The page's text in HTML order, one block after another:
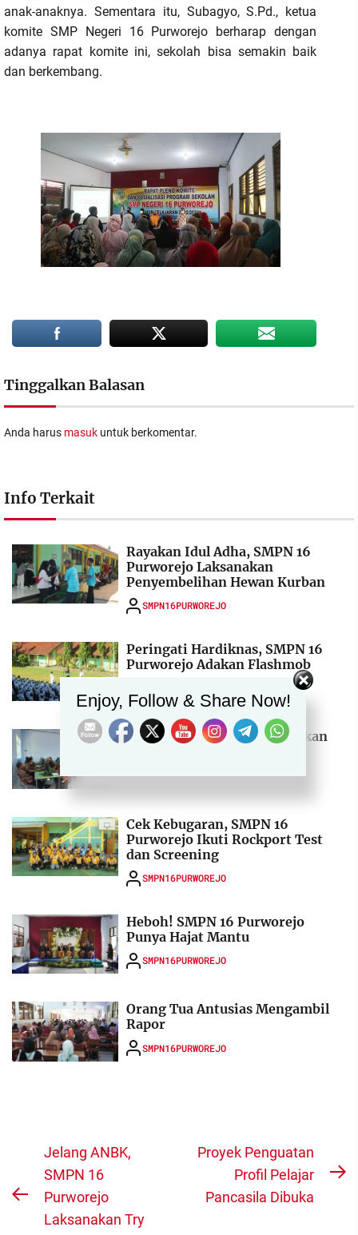
anak-anaknya. Sementara itu, Subagyo, S.Pd., ketua
komite SMP Negeri 16 Purworejo berharap dengan
adanya rapat komite ini, sekolah bisa semakin baik
dan berkembang.
Tinggalkan Balasan
Anda harus masuk untuk berkomentar.
Info Terkait
Rayakan Idul Adha, SMPN 16
Purworejo Laksanakan
Penyembelihan Hewan Kurban
SMPN16PURWOREJO
Peringati Hardiknas, SMPN 16
Purworejo Adakan Flashmob
Songsong STS, Sekolah Adakan
SMPN16PURWOREJO
Cek Kebugaran, SMPN 16
Purworejo Ikuti Rockport Test
dan Screening
SMPN16PURWOREJO
Heboh! SMPN 16 Purworejo
Punya Hajat Mantu
SMPN16PURWOREJO
Orang Tua Antusias Mengambil
Rapor
SMPN16PURWOREJO
Navigasi
pos
Previous
Jelang ANBK,
SMPN 16
Purworejo
Laksanakan Try
Proyek Penguatan
Profil Pelajar
Pancasila Dibuka
Enjoy, Follow & Share Now!
Set Youtube Channel ID